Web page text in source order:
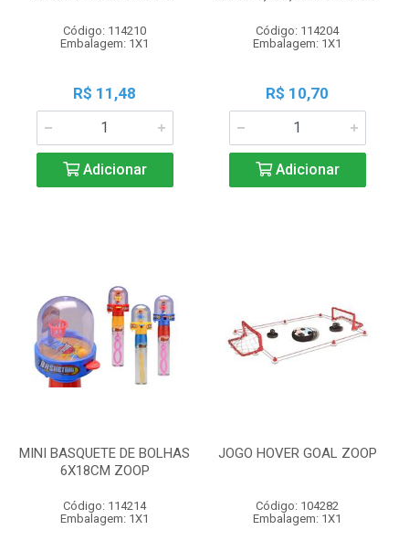
Código: 114210
Embalagem: 1X1
R$ 11,48
Adicionar
Código: 114204
Embalagem: 1X1
R$ 10,70
Adicionar
MINI BASQUETE DE BOLHAS
6X18CM ZOOP
Código: 114214
Embalagem: 1X1
JOGO HOVER GOAL ZOOP
Código: 104282
Embalagem: 1X1